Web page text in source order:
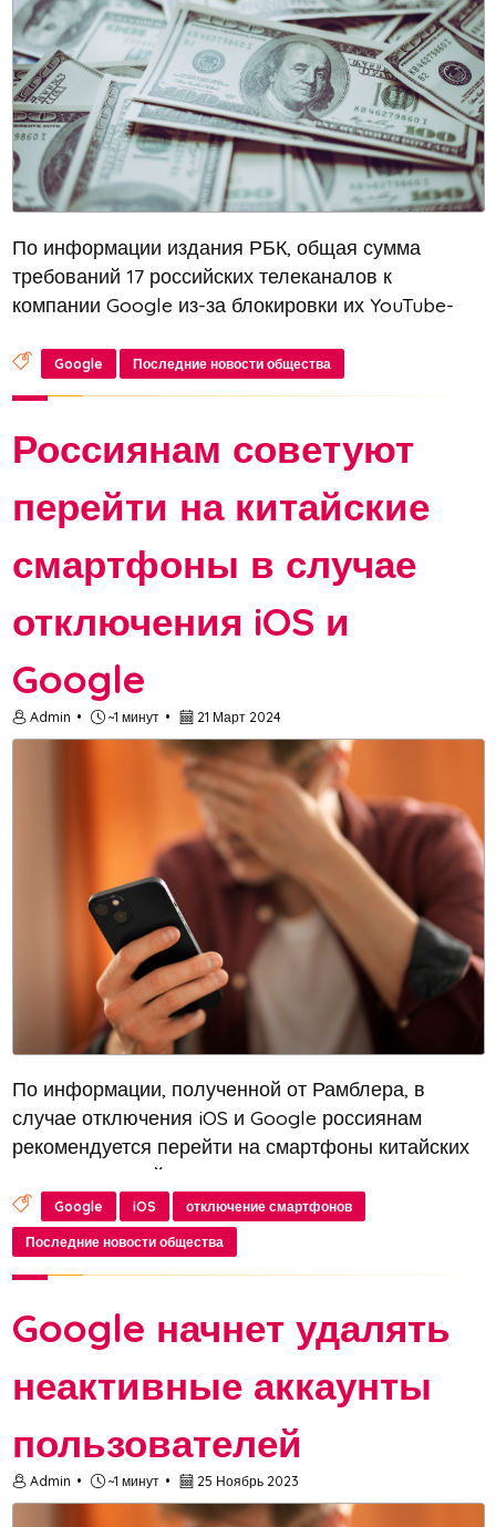
По информации издания РБК, общая сумма
требований 17 российских телеканалов к
компании Google из-за блокировки их YouTube-
рублей. Ундециллион — это астрономическая
цифра с 36 нулями. Согласно данным РБК, в пон...
Google Последние новости общества
Россиянам советуют
перейти на китайские
смартфоны в случае
отключения iOS и
Google
Admin ~1 минут 21 Март 2024
По информации, полученной от Рамблера, в
случае отключения iOS и Google россиянам
рекомендуется перейти на смартфоны китайских
производителей, как утверждает Ура.ра, ссылаясь
на Валентина Петухова из YouTube-канала
Vylsacom
Google iOS отключение смартфонов
Последние новости общества
Google начнет удалять
неактивные аккаунты
пользователей
Admin ~1 минут 25 Ноябрь 2023